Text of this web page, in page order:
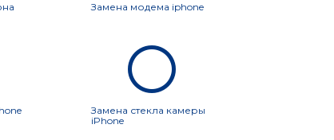
Замена модема iphone
Замена стекла камеры
iPhone